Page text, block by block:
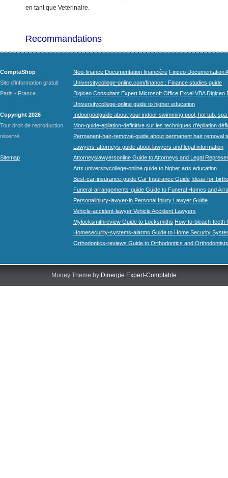
en tant que Veterinaire.
Recommandations
ComptaShop
Site d'information gratuit
Paris - France
Copyright 2026
Tout droit de reproduction
réservé.
Sitemap
Neo-finance Documentation financière Finceo Documentation
Universitycollege-online.com/finance : Finance studies guide
Digiceo Consultant Expert Microsoft Office Excel VBA Digiceo
Universitycollege-online guide to higher education
Indoorpoolguide about your indoor swimming pool, hot tub,
Mon-guide-epilation-definitive sur les techniques d'épilation
Permanent-hair-removal-guide about permanent hair removal
Lawyers-attorneys-guide about lawyers and legal information
Attorneyslawyersonline Guide to Attorneys and Legal
Arts.universitycollege-online guide to higher arts education
Best-car-insurance-guide Car Insurance Guide Ideas-for-
Funeral-arrangements-guide Guide to Funeral Homes and
Personalinjury-lawyer-in Personal Injury Lawyer Guide
Vehicle-accident-lawyer Vehicle Accident Lawyers
Mylocksmithreview Guide to Locksmiths How-to-bleach-teeth
Homesecurity-systems-alarms Guide to Home Security
Orthodontics-reviews Guide to Orthodontics and Orthodontists
Money Theme by Dinergie Expert-Comptable